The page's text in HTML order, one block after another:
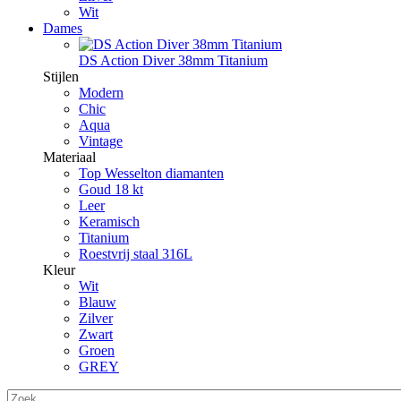
Wit
Dames
DS Action Diver 38mm Titanium
Stijlen
Modern
Chic
Aqua
Vintage
Materiaal
Top Wesselton diamanten
Goud 18 kt
Leer
Keramisch
Titanium
Roestvrij staal 316L
Kleur
Wit
Blauw
Zilver
Zwart
Groen
GREY